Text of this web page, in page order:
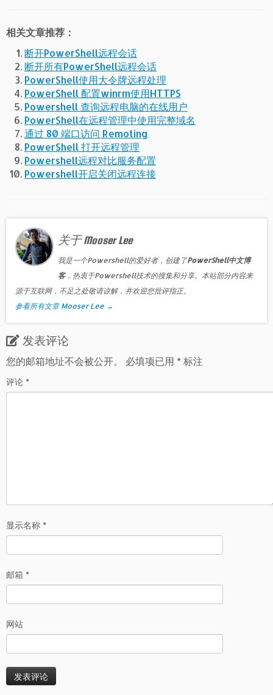
相关文章推荐：
断开PowerShell远程会话
断开所有PowerShell远程会话
PowerShell使用大令牌远程处理
PowerShell 配置winrm使用HTTPS
Powershell 查询远程电脑的在线用户
PowerShell在远程管理中使用完整域名
通过 80 端口访问 Remoting
PowerShell 打开远程管理
Powershell远程对比服务配置
Powershell开启关闭远程连接
关于 Mooser Lee
我是一个Powershell的爱好者，创建了PowerShell中文博
客，热衷于Powershell技术的搜集和分享。本站部分内容来
源于互联网，不足之处敬请谅解，并欢迎您批评指正。
参看所有文章 Mooser Lee →
发表评论
您的邮箱地址不会被公开。
必填项已用 *标注
评论 *
显示名称 *
邮箱 *
网站